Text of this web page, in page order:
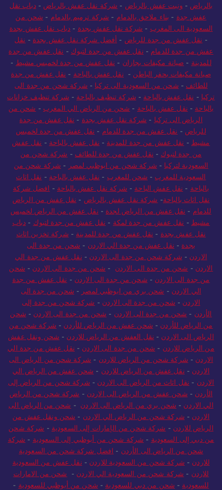
بالرياض - ونيت عفش بالرياض - شركة نقل عفش بالرياض -دباب نقل
عفش جدة - بناء ملاحق بالدمام - شركة ترميم بالدمام - شحن من
السعودية الى المغرب - شركة نقل عفش بجدة - دباب نقل عفش بجدة
- نقل عفش من جدة للرياض - أفضل شركة نقل عفش بجدة - نقل
عفش من جدة للدمام - نقل عفش من جدة لتبوك - نقل عفش من جدة
للمدينة - صيانة مكيفات بجازان - نقل عفش من جدة لخميس مشيط -
صيانة مكيفات بحفر الباطن - نقل عفش بالباحة - نقل عفش من جدة
للطائف - شحن من السعودية الى تركيا - شركة شحن من جدة الى
تركيا - نقل عفش بالباحة - شركة تنظيف بالباحة - شركة تنظيف خزانات
بالباحة - نقل عفش بالباحة - شحن من الرياض الي المغرب - شحن من
الرياض الى تركيا - شركة نقل عفش بجدة - نقل عفش من جدة
للرياض - نقل عفش من جدة للدمام - نقل عفش من جدة لخميس
مشيط - نقل عفش من جدة للمدينة - نقل عفش بالباحة - نقل عفش
من جدة لتبوك - نقل عفش من جدة للطائف - شركة شحن من
السعودية لتركيا - شركة شحن من ابوظبي لمصر - شركة شحن من
السعودية للمغرب - شحن للمغرب - نقل عفش بالباحة - نقل اثاث
بالباحة - نقل عفش الباحة - شركة نقل عفش بالباحة - افضل شركة
نقل اثاث بالباحة- شركة نقل عفش بالرياض - نقل عفش من الرياض
للدمام - نقل عفش من الرياض لجدة - نقل عفش من الرياض لخميس
مشيط - نقل عفش من جدة لمكة - نقل عفش من جدة لتبوك - دباب
نقل عفش بجدة - نقل عفش من جدة للمدينة - شركة تخزين اثاث
بجدة - نقل عفش من جدة الي الاردن - شحن من جدة الى
الاردن - شركة شحن من جدة الى الاردن - نقل عفش من جدة الي
الاردن - شحن من جدة الى الاردن - شحن من جدة الى الاردن - شحن
من جدة الى الاردن - شحن من جدة الى الاردن - نقل عفش من جدة
الي الاردن - شحن بري من ابوظبي لمصر - شحن من جدة الى
الاردن - شحن من جدة الى الاردن - شركة شحن من جدة إلى
الأردن - شحن من جدة الى الاردن - شحن من جدة الى الاردن - شحن
من الرياض للأردن - شحن عفش من الرياض للأردن - شركة شحن من
الرياض الى الاردن - نقل العفش من الرياض للاردن - شحن ونقل عفش
من الرياض للاردن - شحن من جدة الى الاردن - نقل عفش من جدة الي
الاردن - شركة شحن من الرياض للاردن - شركة شحن من الرياض الى
الاردن - نقل عفش من الرياض للاردن - شحن عفش من الرياض الي
الاردن - نقل اثاث من الرياض الى الاردن - شركة شحن من الرياض إلى
الأردن - شحن عفش من الرياض الى الاردن - شركة شحن من الرياض
الي الاردن - شحن بري من الرياض الى الاردن - شحن من الرياض الى
الاردن - شركة شحن من الرياض الي الاردن - شحن ونقل عفش من
الرياض للاردن - شركة شحن من الإمارات إلى السعودية - شركة شحن
من دبي إلى السعودية - شركة شحن من أبوظبي إلى السعودية - شركة
شحن من الرياض الى الأردن - افضل شركة شحن من السعودية
للاردن - شركة شحن من السعودية للاردن - نقل عفش من السعودية
للاردن - شركة شحن من السعودية الي الاردن - شحن من الامارات
للسعودية - شحن من دبي للسعودية - شحن من أبوظبي للسعودية -